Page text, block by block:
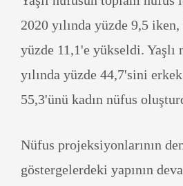
2020 yılında yüzde 9,5 iken,
yüzde 11,1'e yükseldi. Yaşlı
yılında yüzde 44,7'sini
55,3'ünü kadın nüfus
Nüfus projeksiyonlarının
göstergelerdeki yapının